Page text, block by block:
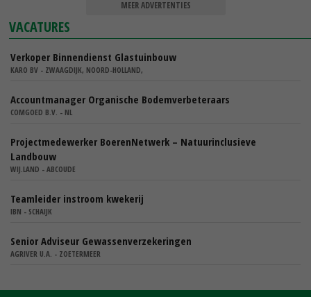
MEER ADVERTENTIES
VACATURES
Verkoper Binnendienst Glastuinbouw
KARO BV - ZWAAGDIJK, NOORD-HOLLAND,
Accountmanager Organische Bodemverbeteraars
COMGOED B.V. - NL
Projectmedewerker BoerenNetwerk – Natuurinclusieve
Landbouw
WIJ.LAND - ABCOUDE
Teamleider instroom kwekerij
IBN - SCHAIJK
Senior Adviseur Gewassenverzekeringen
AGRIVER U.A. - ZOETERMEER